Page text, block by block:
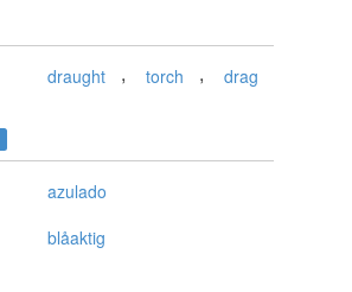
draught , torch , drag
azulado
blåaktig